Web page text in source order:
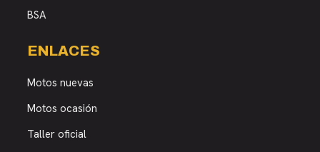
BSA
ENLACES
Motos nuevas
Motos ocasión
Taller oficial